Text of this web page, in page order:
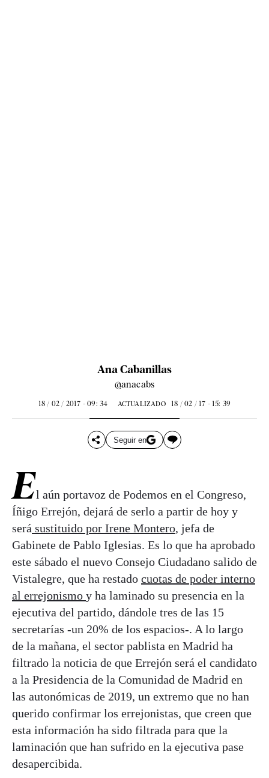
Ana Cabanillas
@anacabs
18 / 02 / 2017 - 09: 34 ACTUALIZADO 18 / 02 / 17 - 15: 39
Seguir en
El aún portavoz de Podemos en el Congreso,
Íñigo Errejón, dejará de serlo a partir de hoy y
será sustituido por Irene Montero, jefa de
Gabinete de Pablo Iglesias. Es lo que ha aprobado
este sábado el nuevo Consejo Ciudadano salido de
Vistalegre, que ha restado cuotas de poder interno
al errejonismo y ha laminado su presencia en la
ejecutiva del partido, dándole tres de las 15
secretarías -un 20% de los espacios-. A lo largo
de la mañana, el sector pablista en Madrid ha
filtrado la noticia de que Errejón será el candidato
a la Presidencia de la Comunidad de Madrid en
las autonómicas de 2019, un extremo que no han
querido confirmar los errejonistas, que creen que
esta información ha sido filtrada para que la
laminación que han sufrido en la ejecutiva pase
desapercibida.